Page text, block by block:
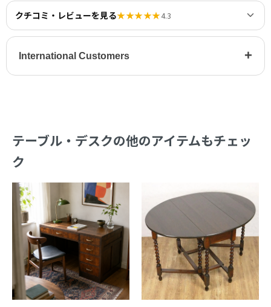
クチコミ・レビューを見る★★★★★4.3
International Customers +
テーブル・デスクの他のアイテムもチェッ
ク